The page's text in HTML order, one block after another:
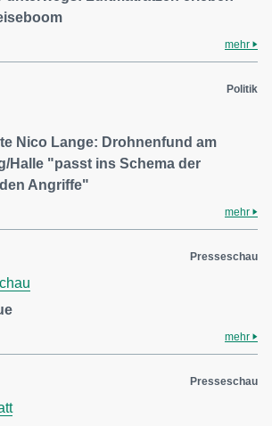
mehr
Politik
Nico Lange: Drohnenfund am
Halle "passt ins Schema der
Angriffe"
mehr
Presseschau
mehr
Presseschau